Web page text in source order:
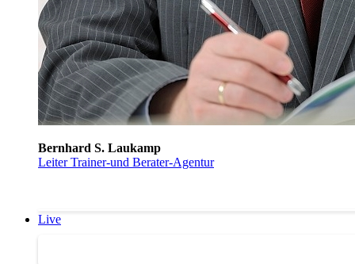
Bernhard S. Laukamp
Leiter Trainer-und Berater-Agentur
Live